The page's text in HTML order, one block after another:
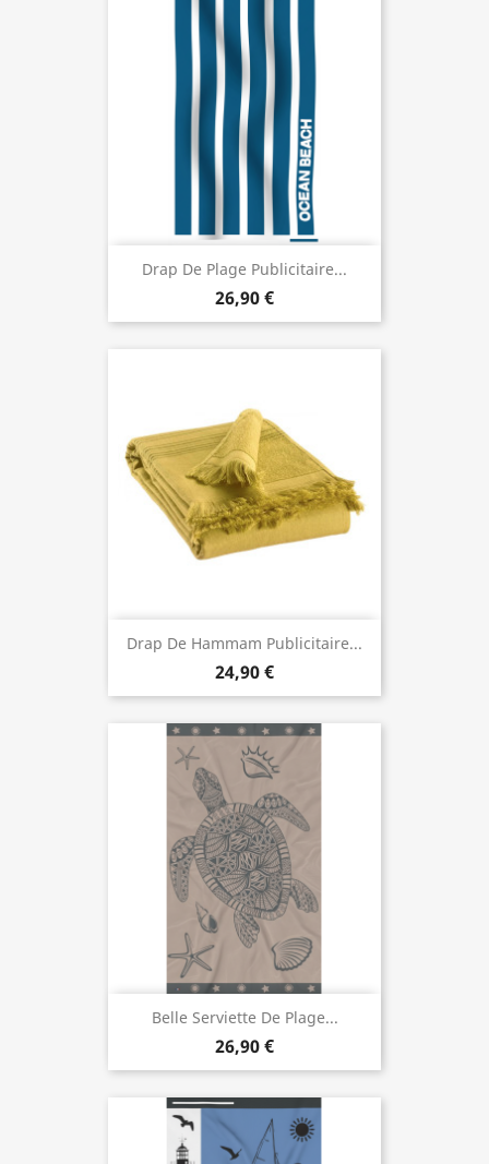
Drap De Plage Publicitaire...
26,90 €
Drap De Hammam Publicitaire...
24,90 €
Belle Serviette De Plage...
26,90 €